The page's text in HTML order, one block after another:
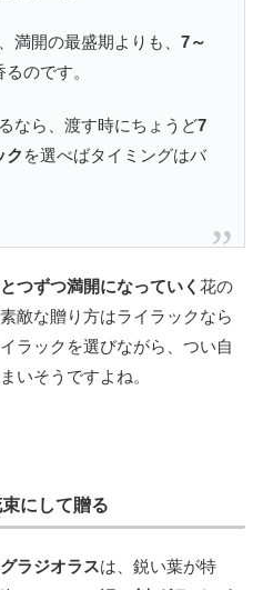
開の最盛期よりも、 7～
のです。
なら、渡す時にちょうど7
ク を選べばタイミングはバ
つずつ満開になっていく 花の
敵な贈り方はライラックなら
ラックを選びながら、つい自
いそうですよね。
にして贈る
グラジオラスは、鋭い葉が特